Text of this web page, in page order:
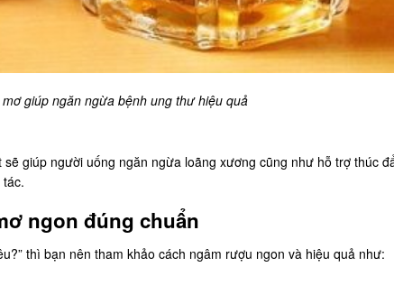
giúp ngăn ngừa bệnh ung thư hiệu quả
giúp người uống ngăn ngừa loãng xương cũng như hỗ trợ thúc
ngon đúng chuẩn
thì bạn nên tham khảo cách ngâm rượu ngon và hiệu quả như: